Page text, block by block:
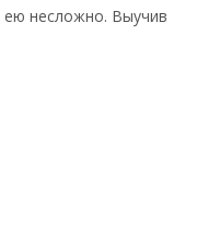
ею несложно. Выучив